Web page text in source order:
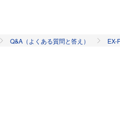
Q&A（よくある質問と答え） EX-